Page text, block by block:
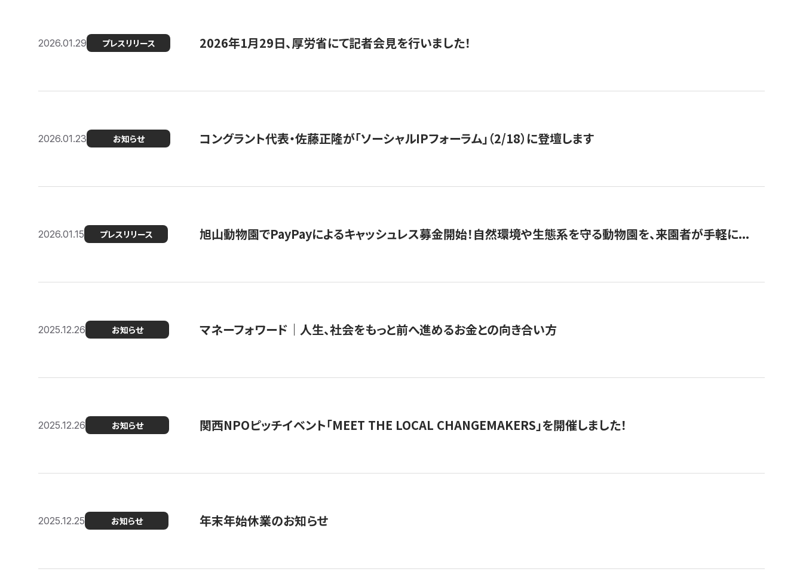
2026.01.29 プレスリリース 2026年1月29日、厚労省にて記者会見を行いました！
2026.01.23 お知らせ コングラント代表・佐藤正隆が「ソーシャルIPフォーラム」（2/18）に登壇します
2026.01.15 プレスリリース 旭山動物園でPayPayによるキャッシュレス募金開始！自然環境や生態系を守る動物園を、来園者が手軽に...
2025.12.26 お知らせ マネーフォワード｜人生、社会をもっと前へ進めるお金との向き合い方
2025.12.26 お知らせ 関西NPOピッチイベント「MEET THE LOCAL CHANGEMAKERS」を開催しました！
2025.12.25 お知らせ 年末年始休業のお知らせ